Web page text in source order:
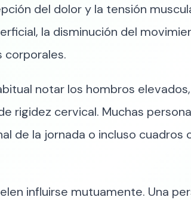
del dolor y la tensión
la disminución del
corporales.
notar los hombros
rigidez cervical. Muchas
de la jornada o incluso cuadros
influirse mutuamente. Una